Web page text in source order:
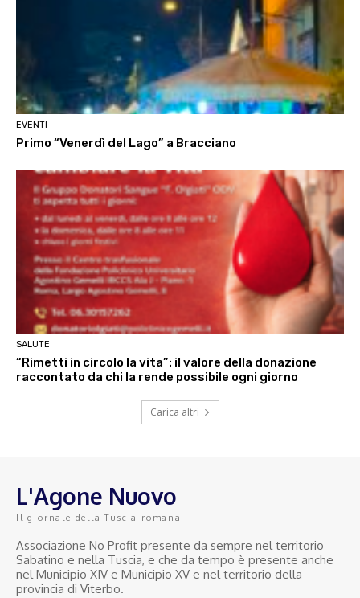
EVENTI
Primo “Venerdì del Lago” a Bracciano
SALUTE
“Rimetti in circolo la vita”: il valore della donazione
raccontato da chi la rende possibile ogni giorno
Carica altri
L'Agone Nuovo
Il giornale della Tuscia romana
Associazione No Profit presente da sempre nel territorio
Sabatino e nella Tuscia, e che da tempo è presente anche
nel Municipio XIV e Municipio XV e nel territorio della
provincia di Viterbo.